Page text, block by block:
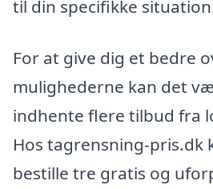
til din specifikke
For at give dig et bedre
mulighederne kan det
indhente flere tilbud fra
Hos tagrensning-pris.dk
bestille tre gratis og